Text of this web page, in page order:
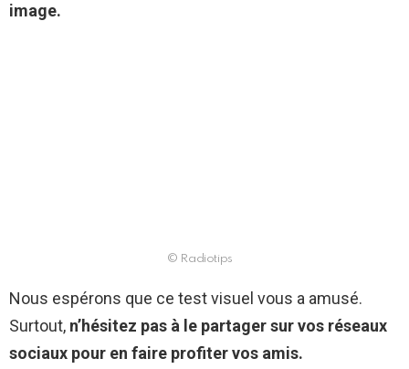
image.
© Radiotips
Nous espérons que ce test visuel vous a amusé.
Surtout, n’hésitez pas à le partager sur vos réseaux
sociaux pour en faire profiter vos amis.